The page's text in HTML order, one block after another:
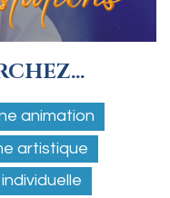
animation
artistique